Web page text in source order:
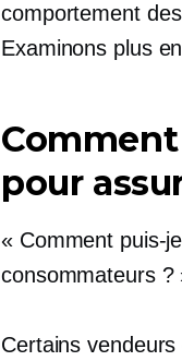
comportement
Examinons plus
pour
« Comment puis-
consommateurs ?
Certains